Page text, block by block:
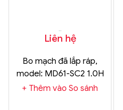
Liên hệ
Bo mạch đã lắp ráp,
model: MD61-SC2 1.0H
CLK-SP
Thêm vào So sánh